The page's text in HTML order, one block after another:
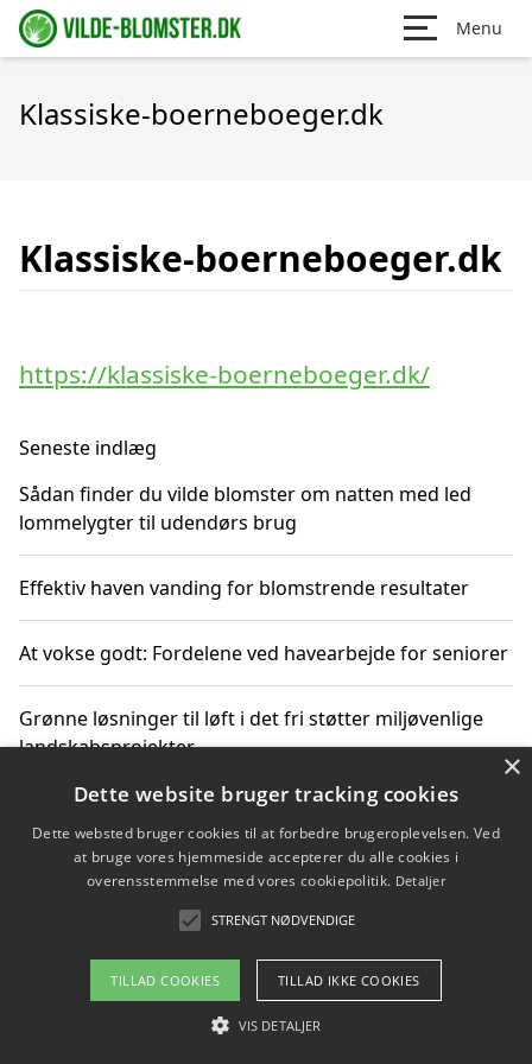
Menu
Klassiske-boerneboeger.dk
Klassiske-boerneboeger.dk
https://klassiske-boerneboeger.dk/
Seneste indlæg
Sådan finder du vilde blomster om natten med led
lommelygter til udendørs brug
Effektiv haven vanding for blomstrende resultater
At vokse godt: Fordelene ved havearbejde for seniorer
Grønne løsninger til løft i det fri støtter miljøvenlige
landskabsprojekter
Gør haven til et frirum for familien og naturen
Copyright 2026 - Pilanto Aps
Om / kontakt
Blog Betingelser
×
Dette website bruger tracking cookies
Dette websted bruger cookies til at forbedre brugeroplevelsen. Ved
at bruge vores hjemmeside accepterer du alle cookies i
overensstemmelse med vores cookiepolitik. Detaljer
STRENGT NØDVENDIGE
TILLAD COOKIES TILLAD IKKE COOKIES
VIS DETALJER